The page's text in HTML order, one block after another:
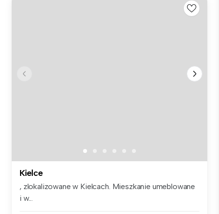
Kielce
, zlokalizowane w Kielcach. Mieszkanie umeblowane
i w...